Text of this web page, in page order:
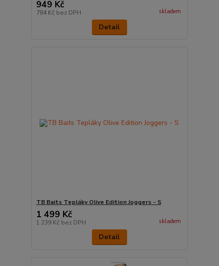
949 Kč
784 Kč bez DPH skladem
Detail
TB Baits Tepláky Olive Edition Joggers - S
1 499 Kč
1 239 Kč bez DPH skladem
Detail